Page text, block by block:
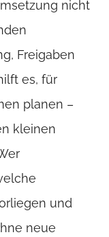
nicht
Freigaben
es, für
planen –
kleinen
und
neue